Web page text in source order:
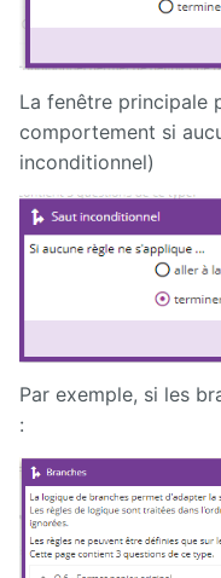
La fenêtre principale
comportement si
inconditionnel)
Par exemple, si les
: